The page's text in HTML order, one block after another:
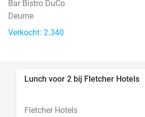
Bar Bistro DuCo
Deurne
Verkocht: 2.340
Lunch voor 2 bij Fletcher Hotels
Fletcher Hotels